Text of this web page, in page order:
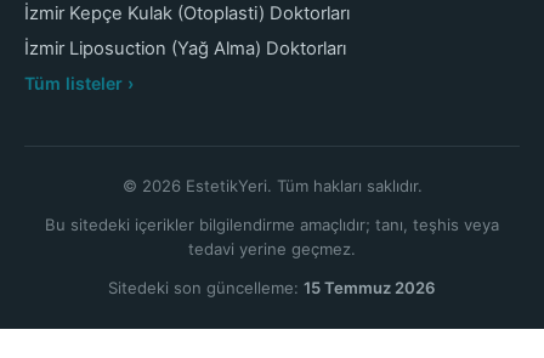
İzmir Kepçe Kulak (Otoplasti) Doktorları
İzmir Liposuction (Yağ Alma) Doktorları
Tüm listeler ›
© 2026 EstetikYeri. Tüm hakları saklıdır.
Bu sitedeki içerikler bilgilendirme amaçlıdır; tanı, teşhis veya
tedavi yerine geçmez.
Sitedeki son güncelleme: 15 Temmuz 2026